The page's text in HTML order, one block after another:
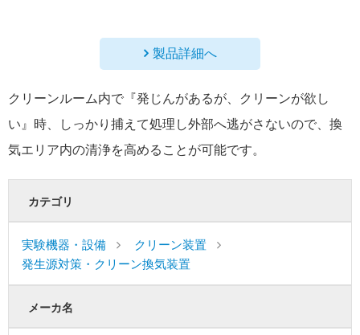
製品詳細へ
クリーンルーム内で『発じんがあるが、クリーンが欲し
い』時、しっかり捕えて処理し外部へ逃がさないので、換
気エリア内の清浄を高めることが可能です。
カテゴリ
実験機器・設備
クリーン装置
発生源対策・クリーン換気装置
メーカ名